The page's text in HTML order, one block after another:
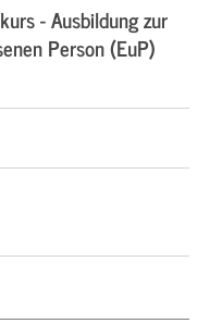
- Ausbildung zur
Person (EuP)